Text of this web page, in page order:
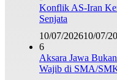
Konflik AS-Iran
Senjata
10/07/202610/07/
6
Aksara Jawa
Wajib di SMA/